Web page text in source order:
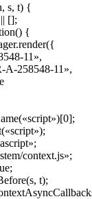
s, t) {
[];
{
11»,
A-258548-11»,
context.js»;
t);